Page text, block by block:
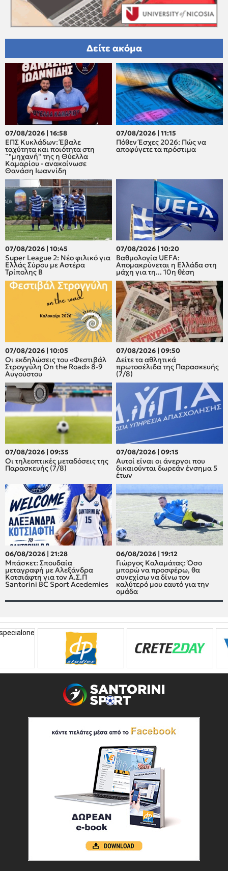
Δείτε ακόμα
07/08/2026 | 16:58
ΕΠΣ Κυκλάδων: Έβαλε
ταχύτητα και ποιότητα στη
¨"μηχανή" της η Θύελλα
Καμαρίου - ανακοίνωσε
Θανάση Ιωαννίδη
07/08/2026 | 11:15
Πόθεν Έσχες 2026: Πώς να
αποφύγετε τα πρόστιμα
07/08/2026 | 10:45
Super League 2: Νέο φιλικό για
Ελλάς Σύρου με Αστέρα
Τρίπολης Β
07/08/2026 | 10:20
Βαθμολογία UEFA:
Απομακρύνεται η Ελλάδα στη
μάχη για τη... 10η θέση
07/08/2026 | 10:05
Οι εκδηλώσεις του «Φεστιβάλ
Στρογγύλη On the Road» 8-9
Αυγούστου
07/08/2026 | 09:50
Δείτε τα αθλητικά
πρωτοσέλιδα της Παρασκευής
(7/8)
07/08/2026 | 09:35
Οι τηλεοπτικές μεταδόσεις της
Παρασκευής (7/8)
07/08/2026 | 09:15
Αυτοί είναι οι άνεργοι που
δικαιούνται δωρεάν ένσημα 5
έτων
06/08/2026 | 21:28
Μπάσκετ: Σπουδαία
μεταγραφή με Αλεξάνδρα
Κοτσιάφτη για τον A.Σ.Π
Santorini BC Sport Acedemies
06/08/2026 | 19:12
Γιώργος Καλαμάτας: Όσο
μπορώ να προσφέρω, θα
συνεχίσω να δίνω τον
καλύτερό μου εαυτό για την
ομάδα